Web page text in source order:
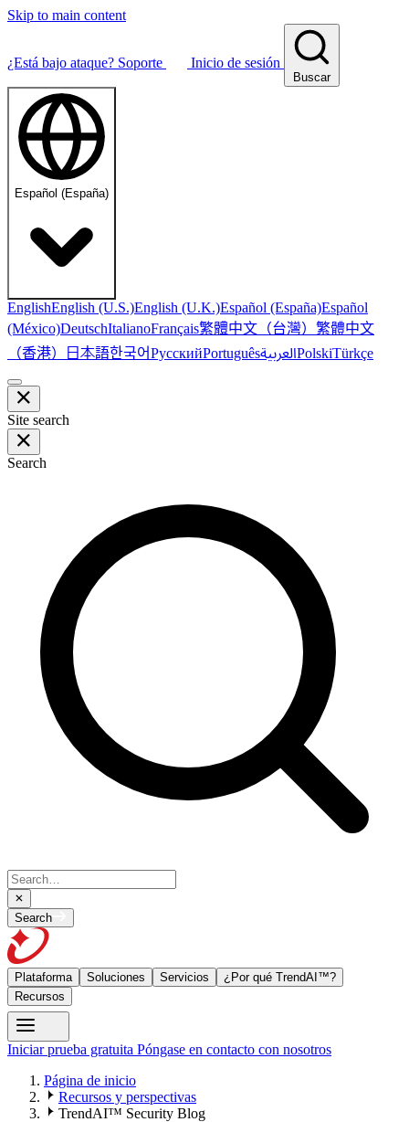
Skip to main content
¿Está bajo ataque? Soporte Inicio de sesión
Buscar
Español (España)
EnglishEnglish (U.S.)English (U.K.)Español (España)Español
(México)DeutschItalianoFrançais繁體中文（台灣） 繁體中文
（香港） 日本語한국어РусскийPortuguêsالعربيةPolskiTürkçe
Site search
Search
Search
Plataforma Soluciones Servicios
¿Por qué TrendAI™?
Recursos
Iniciar prueba gratuita Póngase en contacto con nosotros
Página de inicio
Recursos y perspectivas
TrendAI™ Security Blog